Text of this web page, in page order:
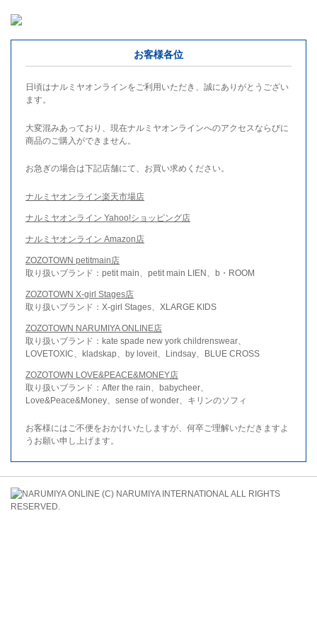
お客様各位
日頃はナルミヤオンラインをご利用いただき、誠にありがとうござい
ます。
大変混みあっており、現在ナルミヤオンラインへのアクセスならびに
商品のご購入ができません。
お急ぎの場合は下記店舗にて、お買い求めください。
ナルミヤオンライン楽天市場店
ナルミヤオンライン Yahoo!ショッピング店
ナルミヤオンライン Amazon店
ZOZOTOWN petitmain店
取り扱いブランド：petit main、petit main LIEN、b・ROOM
ZOZOTOWN X-girl Stages店
取り扱いブランド：X-girl Stages、XLARGE KIDS
ZOZOTOWN NARUMIYA ONLINE店
取り扱いブランド：kate spade new york childrenswear、
LOVETOXIC、kladskap、by loveit、Lindsay、BLUE CROSS
ZOZOTOWN LOVE&PEACE&MONEY店
取り扱いブランド：After the rain、babycheer、
Love&Peace&Money、sense of wonder、キリンのソフィ
お客様にはご不便をおかけいたしますが、何卒ご理解いただきますよ
うお願い申し上げます。